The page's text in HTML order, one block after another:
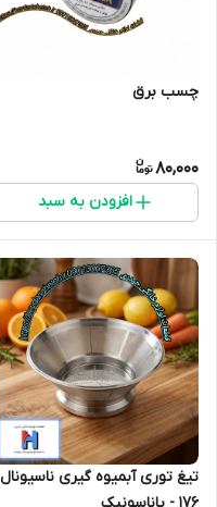
چسب برق
80,000
افزودن به سبد
تیغ توری آبمیوه گیری ناسیونال
176 - پاناسونیک